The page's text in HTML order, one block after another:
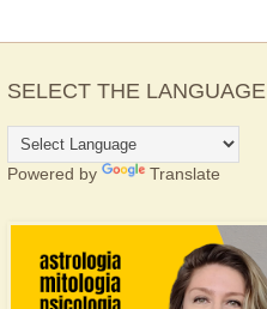
SELECT THE LANGUAGE
Powered by Translate